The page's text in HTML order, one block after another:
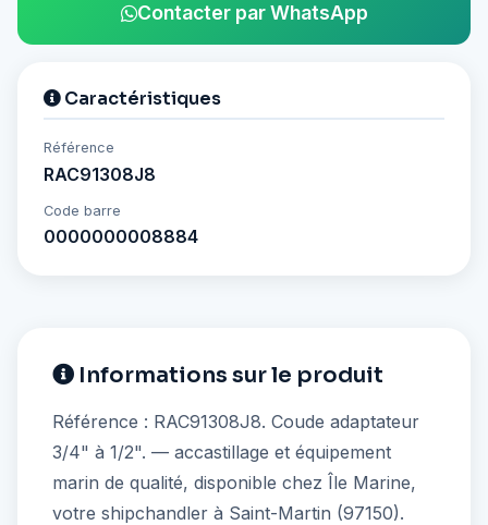
Contacter par WhatsApp
Caractéristiques
Référence
RAC91308J8
Code barre
0000000008884
Informations sur le produit
Référence : RAC91308J8. Coude adaptateur
3/4" à 1/2". — accastillage et équipement
marin de qualité, disponible chez Île Marine,
votre shipchandler à Saint-Martin (97150).